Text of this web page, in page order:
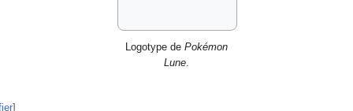
Logotype de Pokémon
Lune.
]